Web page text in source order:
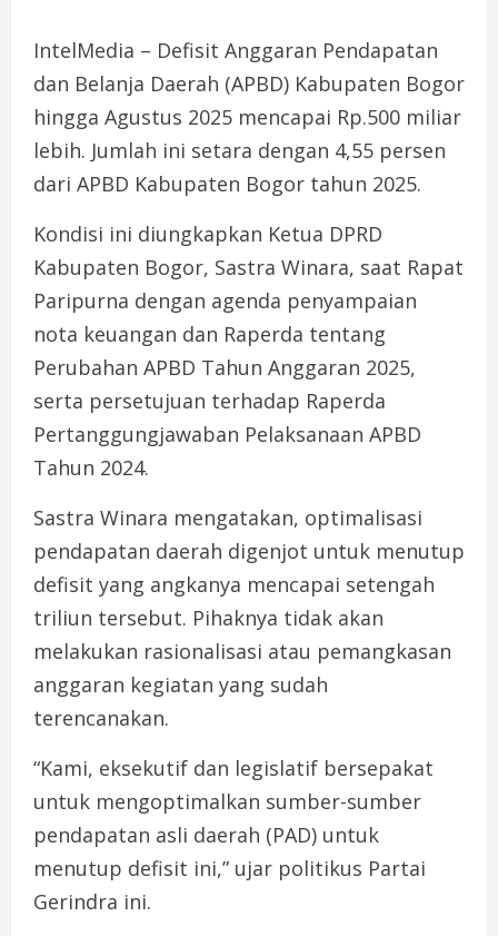
IntelMedia – Defisit Anggaran Pendapatan
dan Belanja Daerah (APBD) Kabupaten Bogor
hingga Agustus 2025 mencapai Rp.500 miliar
lebih. Jumlah ini setara dengan 4,55 persen
dari APBD Kabupaten Bogor tahun 2025.
Kondisi ini diungkapkan Ketua DPRD
Kabupaten Bogor, Sastra Winara, saat Rapat
Paripurna dengan agenda penyampaian
nota keuangan dan Raperda tentang
Perubahan APBD Tahun Anggaran 2025,
serta persetujuan terhadap Raperda
Pertanggungjawaban Pelaksanaan APBD
Tahun 2024.
Sastra Winara mengatakan, optimalisasi
pendapatan daerah digenjot untuk menutup
defisit yang angkanya mencapai setengah
triliun tersebut. Pihaknya tidak akan
melakukan rasionalisasi atau pemangkasan
anggaran kegiatan yang sudah
terencanakan.
“Kami, eksekutif dan legislatif bersepakat
untuk mengoptimalkan sumber-sumber
pendapatan asli daerah (PAD) untuk
menutup defisit ini,” ujar politikus Partai
Gerindra ini.